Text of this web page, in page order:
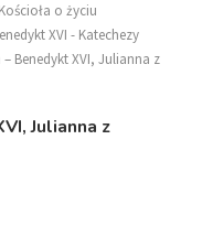
o życiu
XVI - Katechezy
– Benedykt XVI, Julianna z
Julianna z